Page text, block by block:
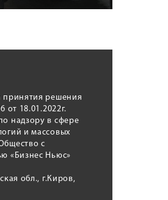
принятия решения
от 18.01.2022г.
надзору в сфере
и массовых
с
«Бизнес Ньюс»
обл., г.Киров,